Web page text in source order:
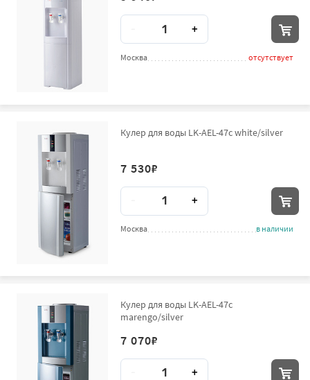
Количество
+
Москва отсутствует
Кулер для воды LK-AEL-47c white/silver
7 530₽
Количество
+
Москва в наличии
Кулер для воды LK-AEL-47c
marengo/silver
7 070₽
Количество
+